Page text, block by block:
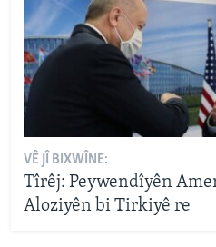
VÊ JÎ BIXWÎNE:
Tîrêj: Peywendîyên
Aloziyên bi Tirkiyê re